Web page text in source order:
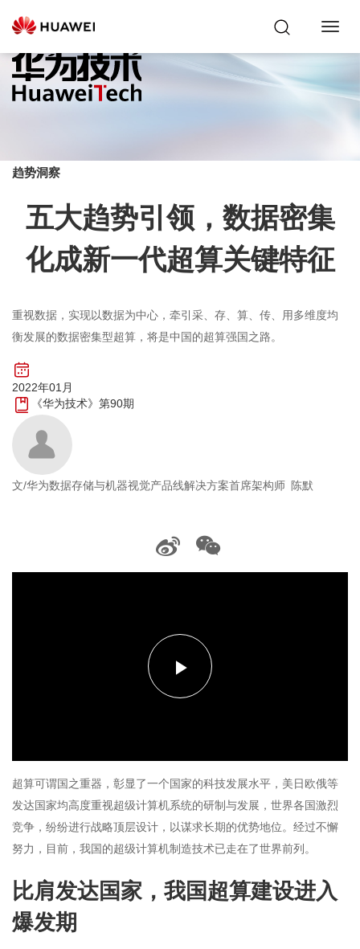
趋势洞察
五大趋势引领，数据密集
化成新一代超算关键特征
重视数据，实现以数据为中心，牵引采、存、算、传、用多维度均
衡发展的数据密集型超算，将是中国的超算强国之路。
2022年01月
《华为技术》第90期
文/华为数据存储与机器视觉产品线解决方案首席架构师 陈默
播
放
视
频
超算可谓国之重器，彰显了一个国家的科技发展水平，美日欧俄等
发达国家均高度重视超级计算机系统的研制与发展，世界各国激烈
竞争，纷纷进行战略顶层设计，以谋求长期的优势地位。经过不懈
努力，目前，我国的超级计算机制造技术已走在了世界前列。
比肩发达国家，我国超算建设进入
爆发期